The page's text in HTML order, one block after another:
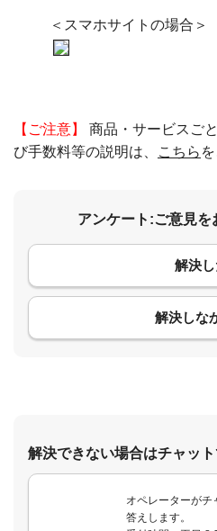
＜スマホサイトの場合＞
【ご注意】
商品・サービスご
び手数料等の説明は、
こちら
アンケート:ご意見を
解決
解決しな
コメ
解決できない場合はチャット
オペレーターがチ
答えします。